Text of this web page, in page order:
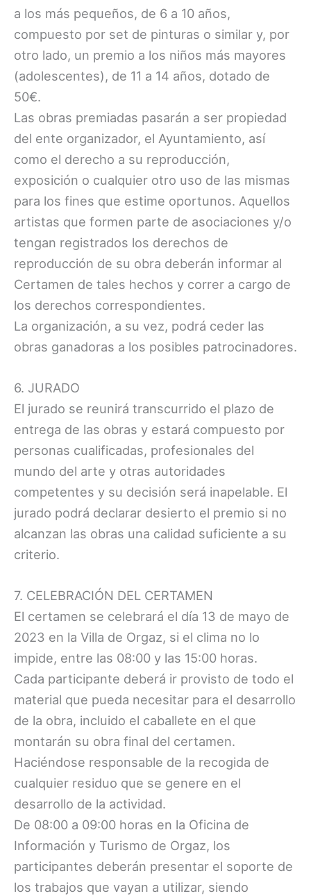
a los más pequeños, de 6 a 10 años,
compuesto por set de pinturas o similar y, por
otro lado, un premio a los niños más mayores
(adolescentes), de 11 a 14 años, dotado de
50€.
Las obras premiadas pasarán a ser propiedad
del ente organizador, el Ayuntamiento, así
como el derecho a su reproducción,
exposición o cualquier otro uso de las mismas
para los fines que estime oportunos. Aquellos
artistas que formen parte de asociaciones y/o
tengan registrados los derechos de
reproducción de su obra deberán informar al
Certamen de tales hechos y correr a cargo de
los derechos correspondientes.
La organización, a su vez, podrá ceder las
obras ganadoras a los posibles patrocinadores.
6. JURADO
El jurado se reunirá transcurrido el plazo de
entrega de las obras y estará compuesto por
personas cualificadas, profesionales del
mundo del arte y otras autoridades
competentes y su decisión será inapelable. El
jurado podrá declarar desierto el premio si no
alcanzan las obras una calidad suficiente a su
criterio.
7. CELEBRACIÓN DEL CERTAMEN
El certamen se celebrará el día 13 de mayo de
2023 en la Villa de Orgaz, si el clima no lo
impide, entre las 08:00 y las 15:00 horas.
Cada participante deberá ir provisto de todo el
material que pueda necesitar para el desarrollo
de la obra, incluido el caballete en el que
montarán su obra final del certamen.
Haciéndose responsable de la recogida de
cualquier residuo que se genere en el
desarrollo de la actividad.
De 08:00 a 09:00 horas en la Oficina de
Información y Turismo de Orgaz, los
participantes deberán presentar el soporte de
los trabajos que vayan a utilizar, siendo